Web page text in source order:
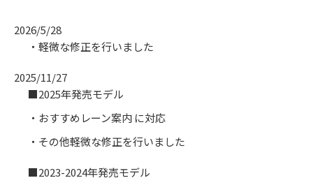
・車載用Wi-Fiルーター
・更新用UIMカード
2026/5/28
・軽微な修正を行いました
2025/11/27
■2025年発売モデル
・おすすめレーン案内 に対応
・その他軽微な修正を行いました
■2023-2024年発売モデル